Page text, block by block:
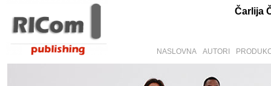
Čarlija
AUTORI
NASLOVNA